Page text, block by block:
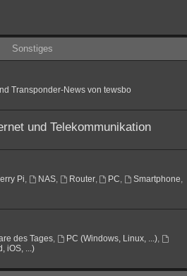
Sonstiges
Transponder-News von tewsbo
und Telekommunikation
Pi, NAS, Router, PC, Smartphone,
des Tages, PC (Windows, Linux, ...),
iOS, ...)